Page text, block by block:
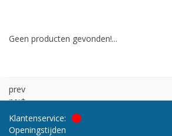
Geen producten gevonden!...
prev
next
Klantenservice:
Openingstijden